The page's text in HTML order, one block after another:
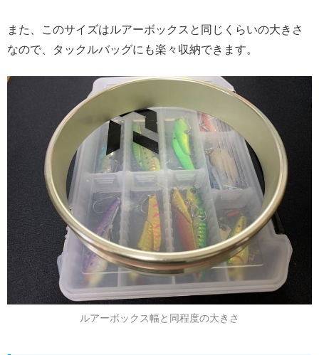
また、このサイズはルアーボックスと同じくらいの大きさ
なので、タックルバッグにも楽々収納できます。
ルアーボックス幅と同程度の大きさ